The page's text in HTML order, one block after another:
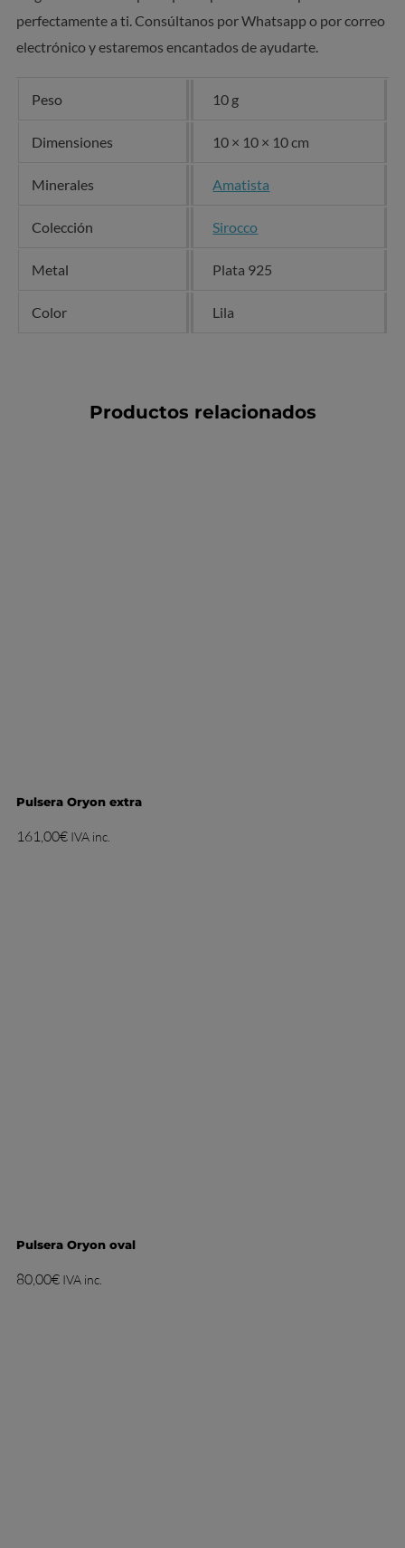
perfectamente a ti. Consúltanos por Whatsapp o por correo
electrónico y estaremos encantados de ayudarte.
Peso 10 g
Dimensiones 10 × 10 × 10 cm
Minerales Amatista
Colección Sirocco
Metal Plata 925
Color Lila
Productos relacionados
Pulsera Oryon extra
161,00€ IVA inc.
Pulsera Oryon oval
80,00€ IVA inc.